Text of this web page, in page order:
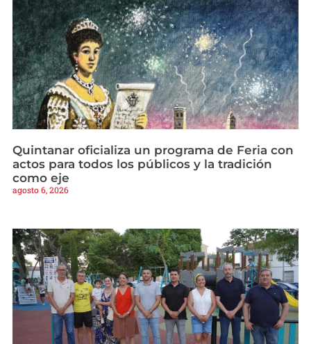
Quintanar oficializa un programa de Feria con
actos para todos los públicos y la tradición
como eje
agosto 6, 2026